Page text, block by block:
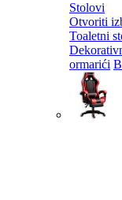
Stolovi
Otvoriti
Toaletni
ormarići